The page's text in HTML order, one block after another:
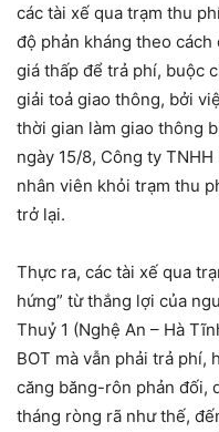
các tài xế qua trạm thu
độ phản kháng theo
giá thấp để trả phí, buộc
giải toả giao thông, bởi
thời gian làm giao thông
ngày 15/8, Công ty
nhân viên khỏi trạm thu
trở lại.
Thực ra, các tài xế qua
hứng” từ thắng lợi của
Thuỷ 1 (Nghệ An – Hà
BOT mà vẫn phải trả phí,
căng băng-rôn phản đối,
tháng ròng rã như thế,